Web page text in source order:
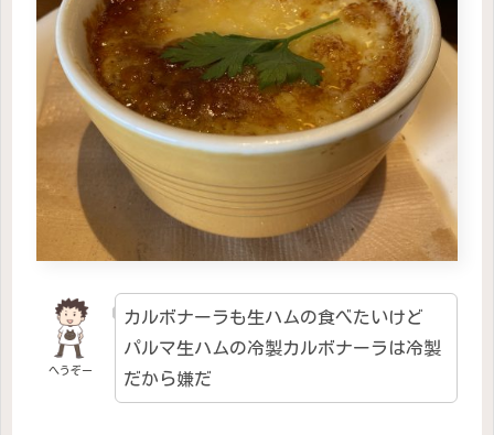
へうぞー
カルボナーラも生ハムの食べたいけど
パルマ生ハムの冷製カルボナーラは冷製
だから嫌だ